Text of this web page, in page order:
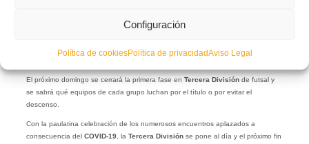
Configuración
Política de cookiesPolítica de privacidadAviso Legal
El próximo domingo se cerrará la primera fase en Tercera Divisiónde futsal y
se sabrá qué equipos de cada grupo luchan por el título o por evitar el
descenso.
Con la paulatina celebración de los numerosos encuentros aplazados a
consecuencia del COVID-19, la Tercera Divisiónse pone al día y el próximo fin